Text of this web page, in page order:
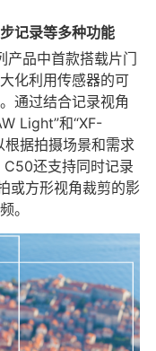
记录等多种功能
产品中首款搭载片门
化利用传感器的可
通过结合记录视角
Light”和“XF-
根据拍摄场景和需求
还支持同时记录
或方形视角裁剪的影
。